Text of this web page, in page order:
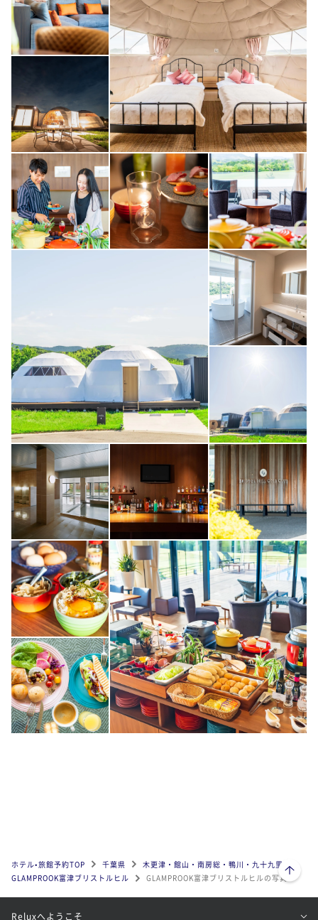
ホテル•旅館予約TOP 千葉県
木更津・館山・南房総・鴨川・九十九里
GLAMPROOK富津ブリストルヒル
GLAMPROOK富津ブリストルヒルの写真
ページトップへ
Reluxへようこそ